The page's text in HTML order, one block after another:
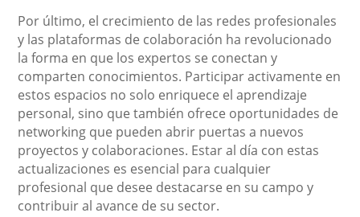
Por último, el crecimiento de las redes profesionales
y las plataformas de colaboración ha revolucionado
la forma en que los expertos se conectan y
comparten conocimientos. Participar activamente en
estos espacios no solo enriquece el aprendizaje
personal, sino que también ofrece oportunidades de
networking que pueden abrir puertas a nuevos
proyectos y colaboraciones. Estar al día con estas
actualizaciones es esencial para cualquier
profesional que desee destacarse en su campo y
contribuir al avance de su sector.